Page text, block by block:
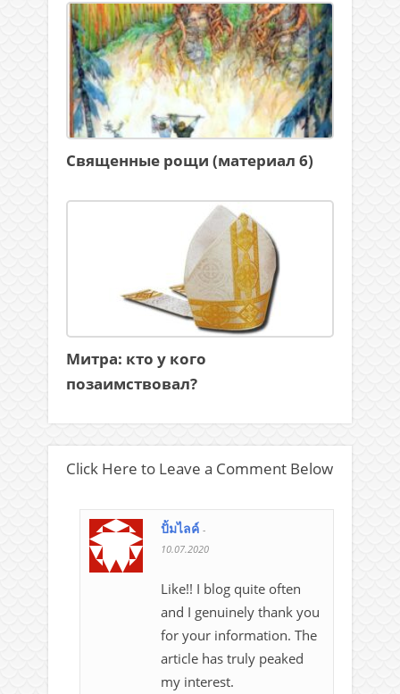
Священные рощи (материал 6)
Митра: кто у кого
позаимствовал?
Click Here to Leave a Comment Below
ปั้มไลค์ -
10.07.2020
Like!! I blog quite often
and I genuinely thank you
for your information. The
article has truly peaked
my interest.